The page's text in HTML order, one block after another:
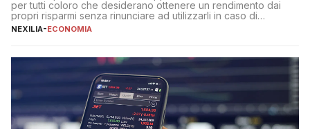
per tutti coloro che desiderano ottenere un rendimento dai
propri risparmi senza rinunciare ad utilizzarli in caso di
necessità. A differenza delle forme vincolate tradizionali,
flessibilità e rendimento. Come funzionano […]
NEXILIA-ECONOMIA